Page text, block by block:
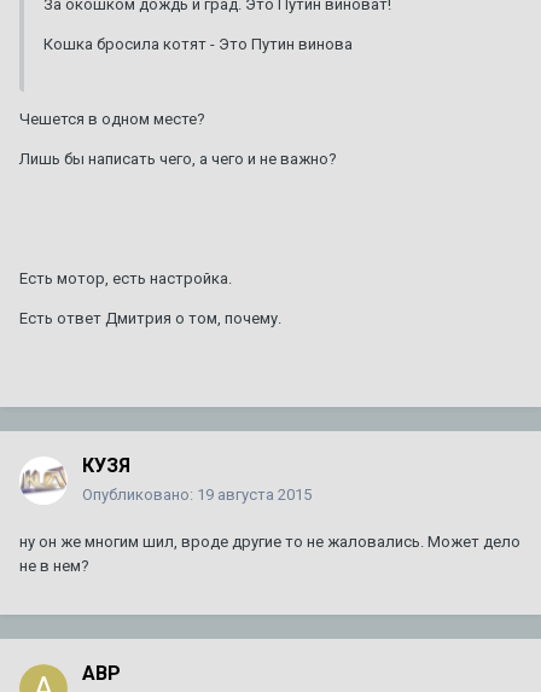
За окошком дождь и град. Это Путин виноват!
Кошка бросила котят - Это Путин винова
Чешется в одном месте?
Лишь бы написать чего, а чего и не важно?
Есть мотор, есть настройка.
Есть ответ Дмитрия о том, почему.
КУЗЯ
Опубликовано: 19 августа 2015
ну он же многим шил, вроде другие то не жаловались. Может дело
не в нем?
ABP